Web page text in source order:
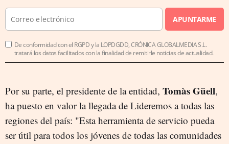
APUNTARME
De conformidad con el RGPD y la LOPDGDD, CRÓNICA GLOBALMEDIA S.L.
tratará los datos facilitados con la finalidad de remitirle noticias de actualidad.
Por su parte, el presidente de la entidad, Tomàs Güell,
ha puesto en valor la llegada de Lideremos a todas las
regiones del país: "Esta herramienta de servicio pueda
ser útil para todos los jóvenes de todas las comunidades